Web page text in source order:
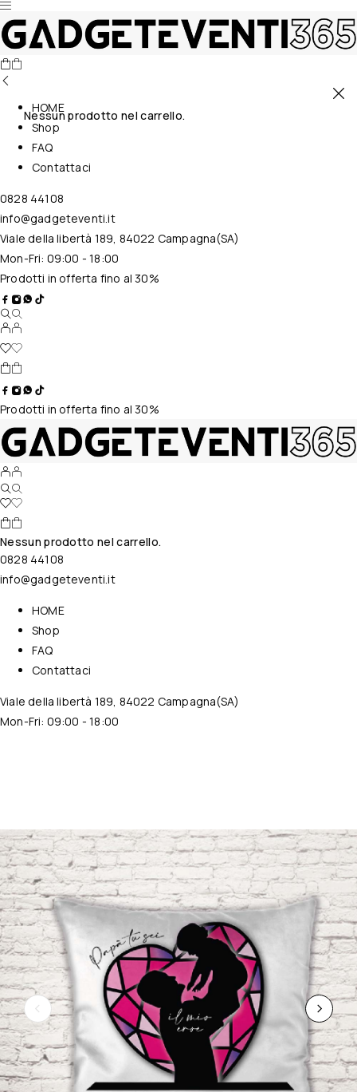
Nessun prodotto nel carrello.
HOME
Shop
FAQ
Contattaci
0828 44108
info@gadgeteventi.it
Viale della libertà 189, 84022 Campagna(SA)
Mon-Fri: 09:00 - 18:00
Prodotti in offerta fino al 30%
Prodotti in offerta fino al 30%
Nessun prodotto nel carrello.
0828 44108
info@gadgeteventi.it
HOME
Shop
FAQ
Contattaci
Viale della libertà 189, 84022 Campagna(SA)
Mon-Fri: 09:00 - 18:00